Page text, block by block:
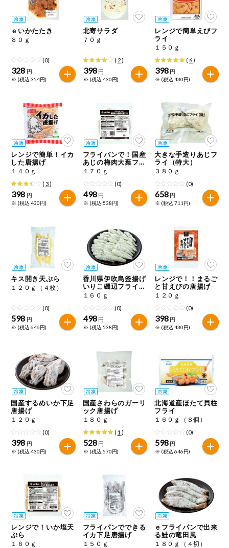
今週のお買い
得
コープ商品
今週の新登場
トク
複数注文でお
トク
ポイントがも
らえる！
お弁当用商品
ミールキット
組合員さんの
リクエスト
け
オーガニック
ベビー・キッ
ズ関連
サプリメン
ト・栄養補助
食品
アレルゲン対
応
エシカル
推しコープ
年間登録米
ｅいかたたき
８０ｇ
(0)
328 円
※ (税込 354円)
北寄サラダ
７０ｇ
( 2)
398 円
※ (税込 430円)
レンジで簡単えびフ
ライ
１５０ｇ
( 6)
398 円
※ (税込 430円)
レンジで簡単！イカ
した唐揚げ
１４０ｇ
(3)
398 円
※ (税込 430円)
フライパンで！国産
あじの梅肉大葉フラ
イ１７０ｇ
(0)
498 円
※ (税込 538円)
大きな手造りあじフ
ライ（特大）
３８０ｇ
(0)
658 円
※ (税込 711円)
キス開き天ぷら
１２０ｇ（４枚）
(0)
598 円
※ (税込 646円)
香川県伊吹島釜揚げ
いりこ磯辺フライ
スジ青のり使用
１６０ｇ
(0)
498 円
※ (税込 538円)
レンジで！！まるご
と甘えびの唐揚げ
１２０ｇ
(0)
398 円
※ (税込 430円)
国産するめいか下足
唐揚げ
１２０ｇ
(0)
398 円
※ (税込 430円)
国産さわらのガーリ
ック唐揚げ
１８０ｇ
( 1 )
528 円
※ (税込 570円)
北海道産ほたて貝柱
フライ
１６０ｇ（８個）
(0)
598 円
※ (税込 646円)
レンジで！いか塩天
ぷら
１６０ｇ
フライパンでできる
イカ下足唐揚げ
１５０ｇ
ｅフライパンで出来
る鮭の竜田風
１８０ｇ（４切）